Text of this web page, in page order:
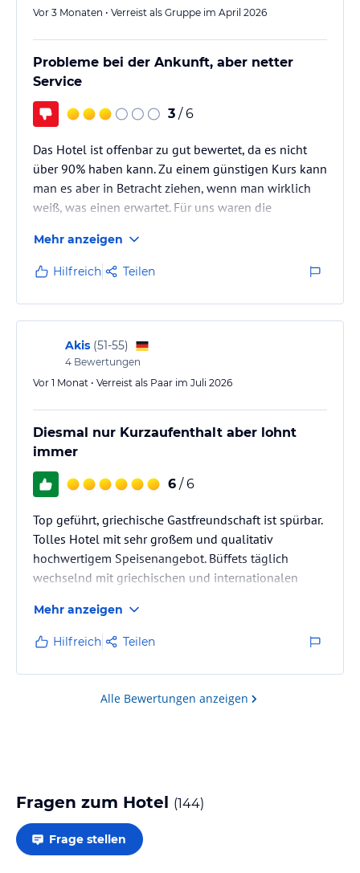
Vor 3 Monaten • Verreist als Gruppe im April 2026
Probleme bei der Ankunft, aber netter
Service
3 / 6
Das Hotel ist offenbar zu gut bewertet, da es nicht
über 90% haben kann. Zu einem günstigen Kurs kann
man es aber in Betracht ziehen, wenn man wirklich
weiß, was einen erwartet. Für uns waren die
Buchungszeitraum höher. Daher muss man sachlich
auf die Positiven und Negativen Punkte eingehen,
was ich in Folge mache.
Größte neg. Überraschung war definitiv: Direkt zu
Beginn gab es schon Probleme, da das Hotel
überbucht war, was man erst mit "technical Problems
in the rooms"…
Mehr anzeigen
Hilfreich Teilen
Akis (51-55)
4 Bewertungen
Vor 1 Monat • Verreist als Paar im Juli 2026
Diesmal nur Kurzaufenthalt aber lohnt
immer
6 / 6
Top geführt, griechische Gastfreundschaft ist spürbar.
Tolles Hotel mit sehr großem und qualitativ
hochwertigem Speisenangebot. Büffets täglich
wechselnd mit griechischen und internationalen
Mehr anzeigen
Hilfreich Teilen
Alle Bewertungen anzeigen
Fragen zum Hotel (144)
Frage stellen